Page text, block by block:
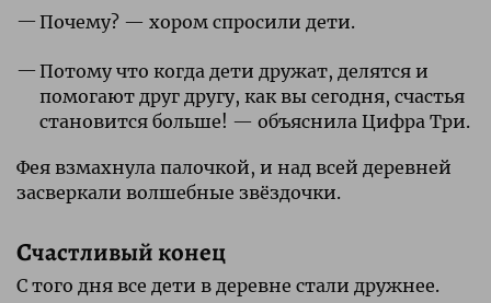
Почему? — хором спросили дети.
Потому что когда дети дружат, делятся и
помогают друг другу, как вы сегодня, счастья
становится больше! — объяснила Цифра Три.
Фея взмахнула палочкой, и над всей деревней
засверкали волшебные звёздочки.
Счастливый конец
С того дня все дети в деревне стали дружнее.